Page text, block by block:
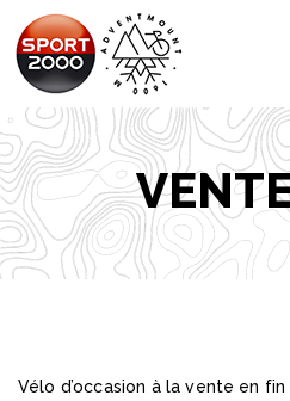
Vélo d’occasion à la vente en